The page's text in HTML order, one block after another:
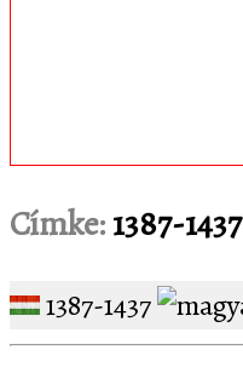
Címke:1387-1437
1387-1437